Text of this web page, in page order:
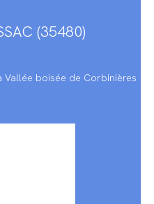
(35480)
Vallée boisée de Corbinières